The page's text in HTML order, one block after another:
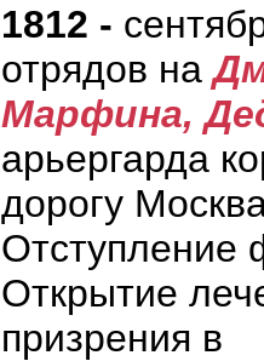
1812 -
отрядов на
Марфина,
арьергарда
дорогу
Отступление
Открытие
призрения в